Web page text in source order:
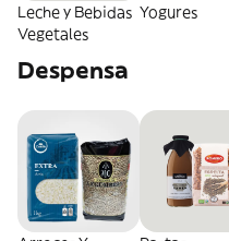
Leche y Bebidas
Vegetales
Yogures
Despensa